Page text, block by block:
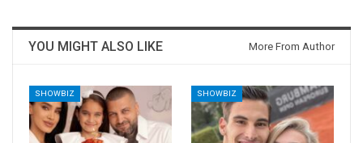
YOU MIGHT ALSO LIKE More From Author
SHOWBIZ SHOWBIZ